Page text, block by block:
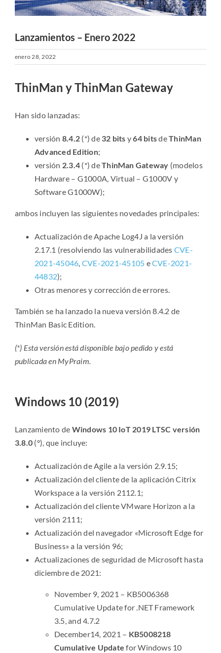
Lanzamientos – Enero 2022
enero 28, 2022
ThinMan y ThinMan Gateway
Han sido lanzadas:
versión 8.4.2 (*) de 32 bits y64 bitsdeThinMan
Advanced Edition;
versión 2.3.4 (*) deThinMan Gateway (modelos
Hardware – G1000A, Virtual – G1000V y
Software G1000W);
ambos incluyen las siguientes novedades principales:
Actualización de Apache Log4J a la versión
2.17.1 (resolviendo las vulnerabilidades CVE-
2021-45046, CVE-2021-45105 eCVE-2021-
44832);
Otras menores y corrección de errores.
También se ha lanzado la nueva versión 8.4.2 de
ThinMan Basic Edition.
(*) Esta versión está disponible bajo pedido y está
publicada en MyPraim.
Windows 10 (2019)
Lanzamiento de Windows 10 IoT 2019 LTSC versión
3.8.0 (°), que incluye:
Actualización de Agile a la versión 2.9.15;
Actualización del cliente de la aplicación Citrix
Workspace a la versión 2112.1;
Actualización del cliente VMware Horizon a la
versión 2111;
Actualización del navegador «Microsoft Edge for
Business» a la versión 96;
Actualizaciones de seguridad de Microsoft hasta
diciembre de 2021:
November 9, 2021 – KB5006368
Cumulative Update for .NET Framework
3.5, and 4.7.2
December14, 2021 – KB5008218
Cumulative Update for Windows 10